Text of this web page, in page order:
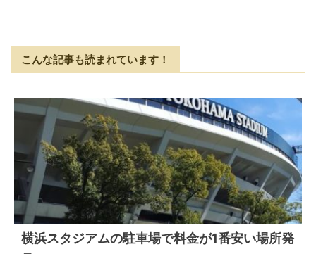
こんな記事も読まれています！
横浜スタジアムの駐車場で料金が1番安い場所発